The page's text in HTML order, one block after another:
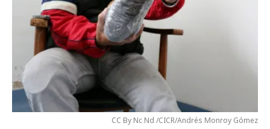
CC By Nc Nd /CICR/Andrés Monroy Gómez